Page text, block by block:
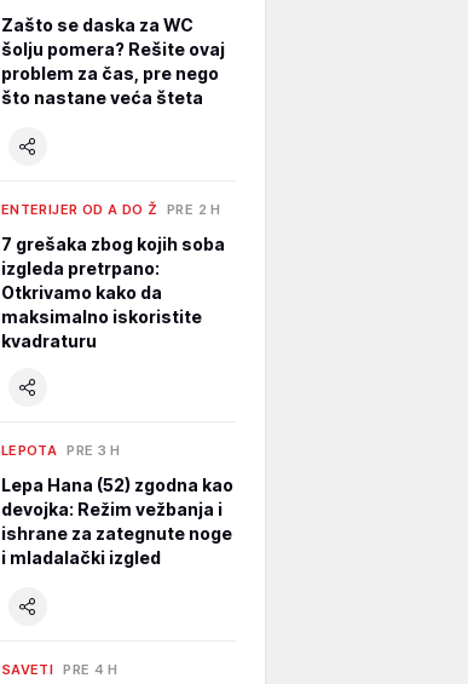
Zašto se daska za WC
šolju pomera? Rešite ovaj
problem za čas, pre nego
što nastane veća šteta
ENTERIJER OD A DO Ž PRE 2 H
7 grešaka zbog kojih soba
izgleda pretrpano:
Otkrivamo kako da
maksimalno iskoristite
kvadraturu
LEPOTA PRE 3 H
Lepa Hana (52) zgodna kao
devojka: Režim vežbanja i
ishrane za zategnute noge
i mladalački izgled
SAVETI PRE 4 H